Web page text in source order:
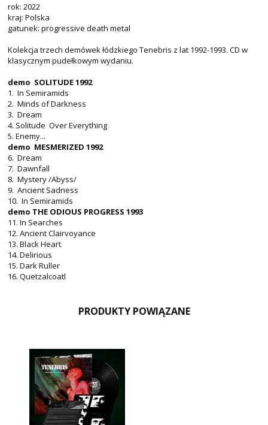
rok: 2022
kraj: Polska
gatunek: progressive death metal
Kolekcja trzech demówek łódzkiego Tenebris z lat 1992-1993. CD w
klasycznym pudełkowym wydaniu.
demo SOLITUDE 1992
1. In Semiramids
2. Minds of Darkness
3. Dream
4. Solitude Over Everything
5. Enemy...
demo MESMERIZED 1992
6. Dream
7. Dawnfall
8. Mystery /Abyss/
9. Ancient Sadness
10. In Semiramids
demo THE ODIOUS PROGRESS 1993
11. In Searches
12. Ancient Clairvoyance
13. Black Heart
14. Delirious
15. Dark Ruller
16. Quetzalcoatl
PRODUKTY POWIĄZANE